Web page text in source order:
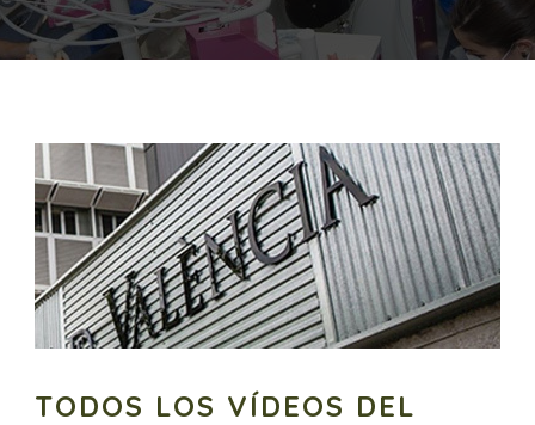
TODOS LOS VÍDEOS DEL